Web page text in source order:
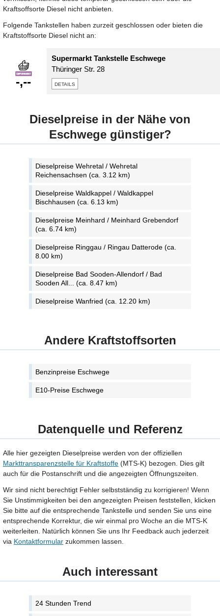
Kraftsoffsorte Diesel nicht anbieten.
Folgende Tankstellen haben zurzeit geschlossen oder bieten die
Kraftstoffsorte Diesel nicht an:
-,--
Supermarkt Tankstelle Eschwege
Thüringer Str. 28
details
Dieselpreise in der Nähe von
Eschwege günstiger?
Dieselpreise Wehretal / Wehretal
Reichensachsen (ca. 3.12 km)
Dieselpreise Waldkappel / Waldkappel
Bischhausen (ca. 6.13 km)
Dieselpreise Meinhard / Meinhard Grebendorf
(ca. 6.74 km)
Dieselpreise Ringgau / Ringau Datterode (ca.
8.00 km)
Dieselpreise Bad Sooden-Allendorf / Bad
Sooden All... (ca. 8.47 km)
Dieselpreise Wanfried (ca. 12.20 km)
Andere Kraftstoffsorten
Benzinpreise Eschwege
E10-Preise Eschwege
Datenquelle und Referenz
Alle hier gezeigten Dieselpreise werden von der offiziellen
Markttransparenzstelle für Kraftstoffe (MTS-K) bezogen. Dies gilt
auch für die Postanschrift und die angezeigten Öffnungszeiten.
Wir sind nicht berechtigt Fehler selbstständig zu korrigieren! Wenn
Sie Unstimmigkeiten bei den angezeigten Preisen feststellen, klicken
Sie bitte auf die entsprechende Tankstelle und senden Sie uns eine
entsprechende Korrektur, die wir einmal pro Woche an die MTS-K
weiterleiten. Natürlich können Sie uns Ihr Feedback auch jederzeit
via Kontaktformular zukommen lassen.
Auch interessant
24 Stunden Trend